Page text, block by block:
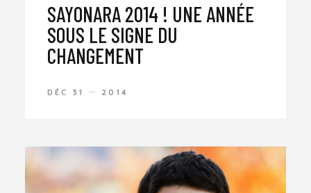
SAYONARA 2014 ! UNE ANNÉE
SOUS LE SIGNE DU
CHANGEMENT
DÉC 31 2014